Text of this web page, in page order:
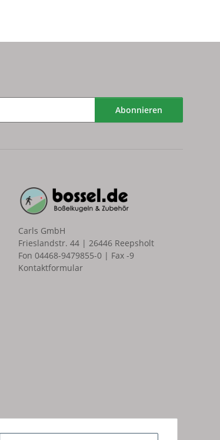
Abonnieren
Carls GmbH
Frieslandstr. 44 | 26446 Reepsholt
Fon 04468-9479855-0 | Fax -9
Kontaktformular